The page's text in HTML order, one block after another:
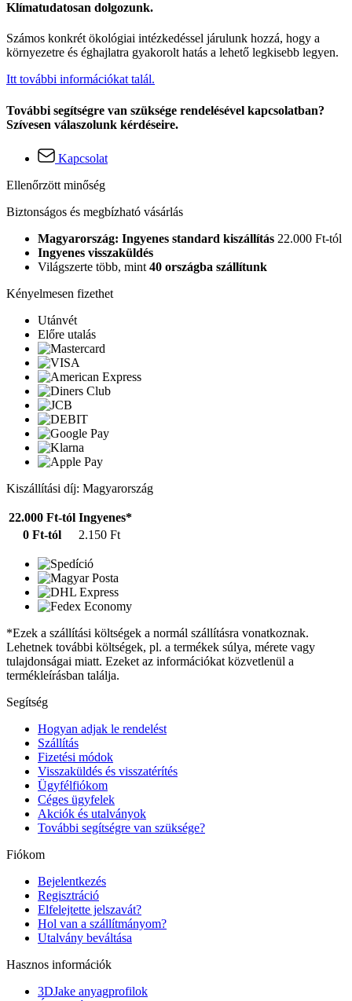
Klímatudatosan dolgozunk.
Számos konkrét ökológiai intézkedéssel járulunk hozzá, hogy a
környezetre és éghajlatra gyakorolt hatás a lehető legkisebb legyen.
Itt további információkat talál.
További segítségre van szüksége rendelésével kapcsolatban?
Szívesen válaszolunk kérdéseire.
Kapcsolat
Ellenőrzött minőség
Biztonságos és megbízható vásárlás
Magyarország: Ingyenes standard kiszállítás 22.000 Ft-tól
Ingyenes visszaküldés
Világszerte több, mint 40 országba szállítunk
Kényelmesen fizethet
Utánvét
Előre utalás
Kiszállítási díj: Magyarország
22.000 Ft-tól Ingyenes*
0 Ft-tól
2.150 Ft
*Ezek a szállítási költségek a normál szállításra vonatkoznak.
Lehetnek további költségek, pl. a termékek súlya, mérete vagy
tulajdonságai miatt. Ezeket az információkat közvetlenül a
termékleírásban találja.
Segítség
Hogyan adjak le rendelést
Szállítás
Fizetési módok
Visszaküldés és visszatérítés
Ügyfélfiókom
Céges ügyfelek
Akciók és utalványok
További segítségre van szüksége?
Fiókom
Bejelentkezés
Regisztráció
Elfelejtette jelszavát?
Hol van a szállítmányom?
Utalvány beváltása
Hasznos információk
3DJake anyagprofilok